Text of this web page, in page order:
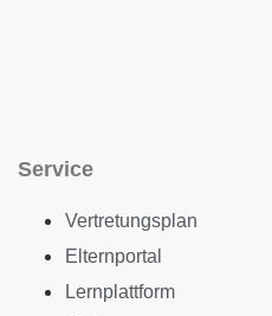
Service
Vertretungsplan
Elternportal
Lernplattform